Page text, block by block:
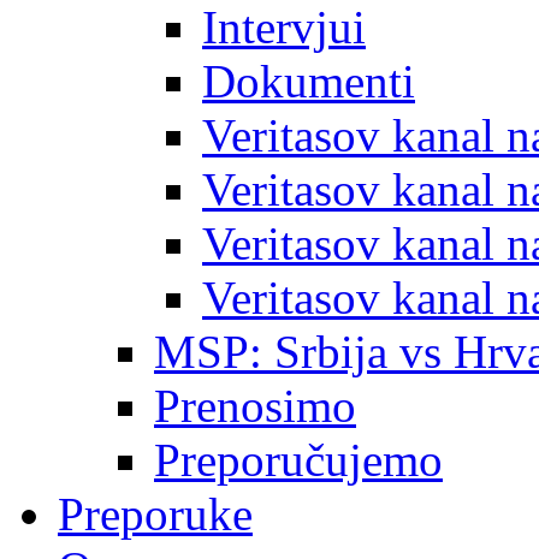
Intervjui
Dokumenti
Veritasov kanal
Veritasov kanal
Veritasov kanal
Veritasov kanal
MSP: Srbija vs
Prenosimo
Preporučujemo
Preporuke